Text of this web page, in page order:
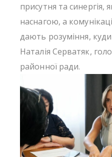
присутня та синергія,
наснагою, а
дають розуміння, куди
Наталія Серватяк,
районної ради.